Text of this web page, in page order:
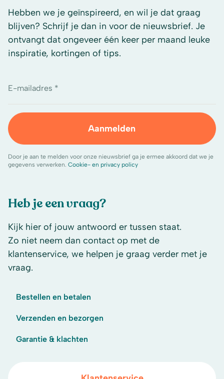
Heb je een vraag?
Kijk hier of jouw antwoord er tussen staat.
Zo niet neem dan contact op met de
klantenservice, we helpen je graag verder met je
vraag.
Bestellen en betalen
Verzenden en bezorgen
Garantie & klachten
Hebben we je geïnspireerd, en wil je dat graag
blijven? Schrijf je dan in voor de nieuwsbrief. Je
ontvangt dat ongeveer één keer per maand leuke
inspiratie, kortingen of tips.
E-mailadres *
Aanmelden
Door je aan te melden voor onze nieuwsbrief ga je ermee akkoord dat we je
gegevens verwerken. Cookie- en privacy policy